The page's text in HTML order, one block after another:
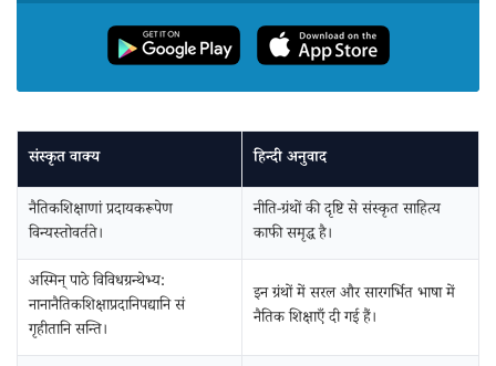
संस्कृत वाक्य हिन्दी अनुवाद
नैतिकशिक्षाणां प्रदायकरूपेण
विन्यस्तोवर्तते।
नीति-ग्रंथों की दृष्टि से संस्कृत साहित्य
काफी समृद्ध है।
अस्मिन्‌ पाठे विविधग्रन्थेभ्य:
नानानैतिकशिक्षाप्रदानिपद्यानि सं
गृहीतानि सन्ति।
इन ग्रंथों में सरल और सारगर्भित भाषा में
नैतिक शिक्षाएँ दी गई हैं।